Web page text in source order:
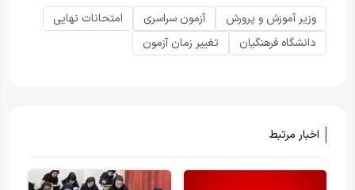
وزیر آموزش و پرورش آزمون سراسری
امتحانات نهایی
دانشگاه فرهنگیان
تغییر زمان آزمون
اخبار مرتبط